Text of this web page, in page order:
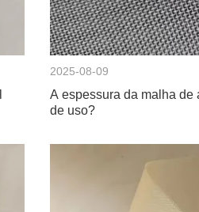
2025-08-09
A espessura da malha de
de uso?